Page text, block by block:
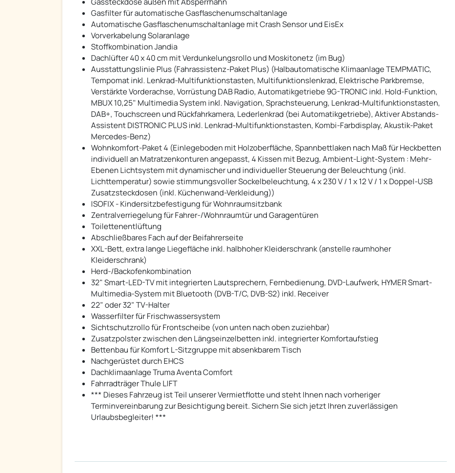
Gasfilter für automatische Gasflaschenumschaltanlage
Automatische Gasflaschenumschaltanlage mit Crash Sensor und EisEx
Vorverkabelung Solaranlage
Stoffkombination Jandia
Dachlüfter 40 x 40 cm mit Verdunkelungsrollo und Moskitonetz (im Bug)
Ausstattungslinie Plus (Fahrassistenz-Paket Plus) (Halbautomatische Klimaanlage TEMPMATIC,
Tempomat inkl. Lenkrad-Multifunktionstasten, Multifunktionslenkrad, Elektrische Parkbremse,
Verstärkte Vorderachse, Vorrüstung DAB Radio, Automatikgetriebe 9G-TRONIC inkl. Hold-Funktion,
MBUX 10,25" Multimedia System inkl. Navigation, Sprachsteuerung, Lenkrad-Multifunktionstasten,
DAB+, Touchscreen und Rückfahrkamera, Lederlenkrad (bei Automatikgetriebe), Aktiver Abstands-
Assistent DISTRONIC PLUS inkl. Lenkrad-Multifunktionstasten, Kombi-Farbdisplay, Akustik-Paket
Mercedes-Benz)
Wohnkomfort-Paket 4 (Einlegeboden mit Holzoberfläche, Spannbettlaken nach Maß für Heckbetten
individuell an Matratzenkonturen angepasst, 4 Kissen mit Bezug, Ambient-Light-System : Mehr-
Ebenen Lichtsystem mit dynamischer und individueller Steuerung der Beleuchtung (inkl.
Lichttemperatur) sowie stimmungsvoller Sockelbeleuchtung, 4 x 230 V / 1 x 12 V / 1 x Doppel-USB
Zusatzsteckdosen (inkl. Küchenwand-Verkleidung))
ISOFIX - Kindersitzbefestigung für Wohnraumsitzbank
Zentralverriegelung für Fahrer-/Wohnraumtür und Garagentüren
Toilettenentlüftung
Abschließbares Fach auf der Beifahrerseite
XXL-Bett, extra lange Liegefläche inkl. halbhoher Kleiderschrank (anstelle raumhoher
Kleiderschrank)
Herd-/Backofenkombination
32" Smart-LED-TV mit integrierten Lautsprechern, Fernbedienung, DVD-Laufwerk, HYMER Smart-
Multimedia-System mit Bluetooth (DVB-T/C, DVB-S2) inkl. Receiver
22" oder 32" TV-Halter
Wasserfilter für Frischwassersystem
Sichtschutzrollo für Frontscheibe (von unten nach oben zuziehbar)
Zusatzpolster zwischen den Längseinzelbetten inkl. integrierter Komfortaufstieg
Bettenbau für Komfort L-Sitzgruppe mit absenkbarem Tisch
Nachgerüstet durch EHCS
Dachklimaanlage Truma Aventa Comfort
Fahrradträger Thule LIFT
*** Dieses Fahrzeug ist Teil unserer Vermietflotte und steht Ihnen nach vorheriger
Terminvereinbarung zur Besichtigung bereit. Sichern Sie sich jetzt Ihren zuverlässigen
Urlaubsbegleiter! ***